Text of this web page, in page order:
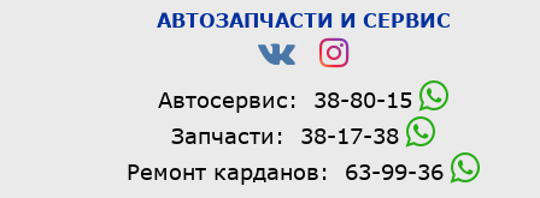
АВТОЗАПЧАСТИ И СЕРВИС
Автосервис:
38-80-15
Запчасти:
38-17-38
Ремонт карданов:
63-99-36